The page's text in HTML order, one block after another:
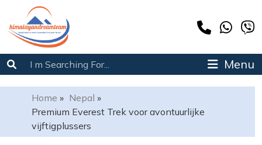
Menu
Home » Nepal »
Premium Everest Trek voor avontuurlijke
vijftigplussers